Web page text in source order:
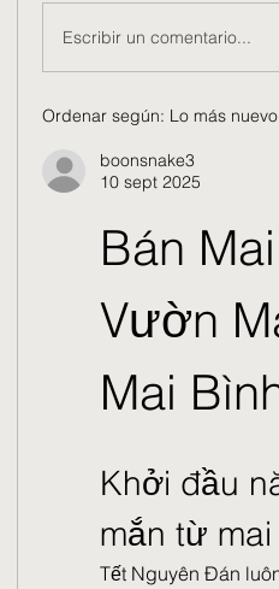
Escribir un comentario...
Ordenar según: Lo más nuevo
boonsnake3
10 sept 2025
Bán
Vườn
Mai
Khởi đầu
mắn từ
Tết Nguyên Đán